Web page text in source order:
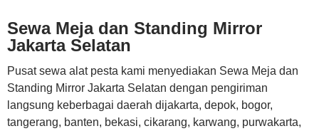
Sewa Meja dan Standing Mirror
Jakarta Selatan
Pusat sewa alat pesta kami menyediakan Sewa Meja dan
Standing Mirror Jakarta Selatan dengan pengiriman
langsung keberbagai daerah dijakarta, depok, bogor,
tangerang, banten, bekasi, cikarang, karwang, purwakarta,